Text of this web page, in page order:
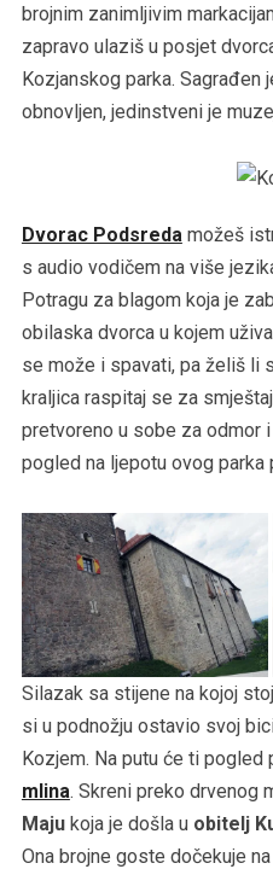
brojnim zanimljivim
zapravo ulaziš u posjet
Kozjanskog parka. Sagrađen
obnovljen, jedinstveni je
Dvorac Podsredamožeš
s audio vodičem na više
Potragu za blagom koja je
obilaska dvorca u kojem
se može i spavati, pa želiš li
kraljica raspitaj se za
pretvoreno u sobe za odmor
pogled na ljepotu ovog parka
Silazak sa stijene na kojoj
si u podnožju ostavio svoj
Kozjem. Na putu će ti
mlina. Skreni preko drvenog
Majukoja je došla u obitelj
Ona brojne goste dočekuje